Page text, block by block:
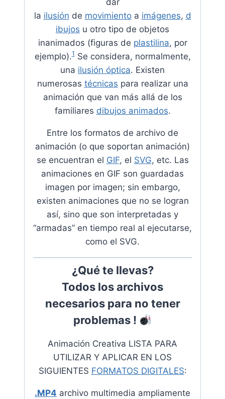
la ilusión de movimientoa imágenes, d
ibujos u otro tipo de objetos
inanimados (figuras de plastilina, por
ejemplo).1​ Se considera, normalmente,
una ilusión óptica. Existen
numerosas técnicas para realizar una
animación que van más allá de los
familiares dibujos animados.
Entre los formatos de archivo de
animación (o que soportan animación)
se encuentran el GIF, el SVG, etc. Las
animaciones en GIF son guardadas
imagen por imagen; sin embargo,
existen animaciones que no se logran
así, sino que son interpretadas y
“armadas” en tiempo real al ejecutarse,
como el SVG.
¿Qué te llevas?
Todos los archivos
necesarios para no tener
problemas !​
Animación Creativa LISTA PARA
UTILIZAR Y APLICAR EN LOS
SIGUIENTES FORMATOS DIGITALES:
.MP4 archivo multimedia ampliamente